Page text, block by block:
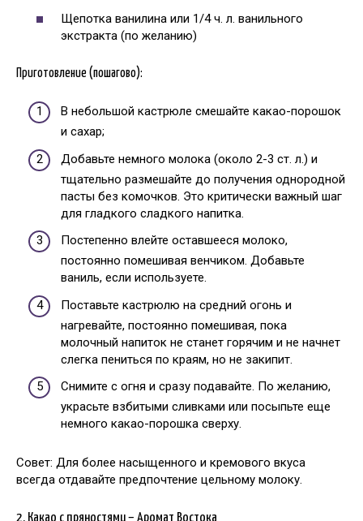
Щепотка ванилина или 1/4 ч. л. ванильного
экстракта (по желанию)
Приготовление (пошагово):
В небольшой кастрюле смешайте какао-порошок
и сахар;
Добавьте немного молока (около 2-3 ст. л.) и
тщательно размешайте до получения однородной
пасты без комочков. Это критически важный шаг
для гладкого сладкого напитка.
Постепенно влейте оставшееся молоко,
постоянно помешивая венчиком. Добавьте
ваниль, если используете.
Поставьте кастрюлю на средний огонь и
нагревайте, постоянно помешивая, пока
молочный напиток не станет горячим и не начнет
слегка пениться по краям, но не закипит.
Снимите с огня и сразу подавайте. По желанию,
украсьте взбитыми сливками или посыпьте еще
немного какао-порошка сверху.
Совет: Для более насыщенного и кремового вкуса
всегда отдавайте предпочтение цельному молоку.